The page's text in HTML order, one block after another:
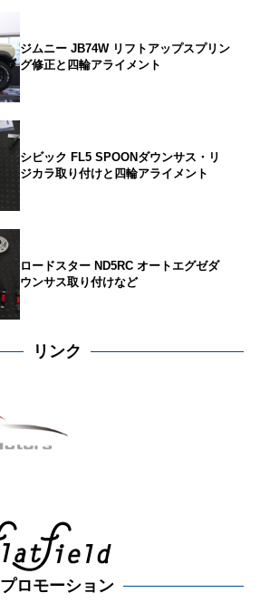
ジムニー JB74W リフトアップスプリン
グ修正と四輪アライメント
シビック FL5 SPOONダウンサス・リ
ジカラ取り付けと四輪アライメント
ロードスター ND5RC オートエグゼダ
ウンサス取り付けなど
リンク
プロモーション